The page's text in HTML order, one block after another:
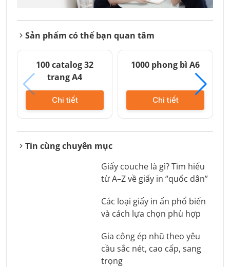
Sản phẩm có thể bạn quan tâm
100 catalog 32
trang A4
Chi tiết
1000 phong bì A6
Chi tiết
Tin cùng chuyên mục
Giấy couche là gì? Tìm hiểu
từ A–Z về giấy in “quốc dân”
Các loại giấy in ấn phổ biến
và cách lựa chọn phù hợp
Gia công ép nhũ theo yêu
cầu sắc nét, cao cấp, sang
trọng